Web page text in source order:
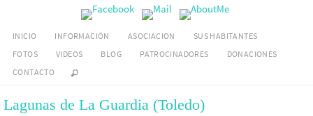
contenido
INICIO INFORMACIÓN ASOCIACION
SUS HABITANTES
FOTOS
VIDEOS BLOG PATROCINADORES
DONACIONES
CONTACTO
Lagunas de La Guardia (Toledo)